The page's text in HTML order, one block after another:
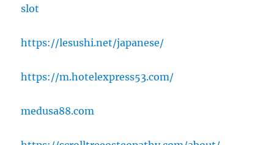
slot
https://lesushi.net/japanese/
https://m.hotelexpress53.com/
medusa88.com